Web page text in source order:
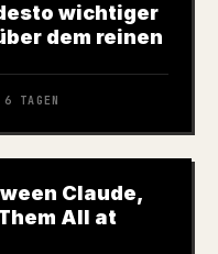
wichtiger
dem reinen
6 TAGEN
Claude,
All at